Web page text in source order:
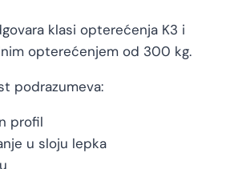
klasi opterećenja K3 i
opterećenjem od 300 kg.
podrazumeva:
profil
u sloju lepka